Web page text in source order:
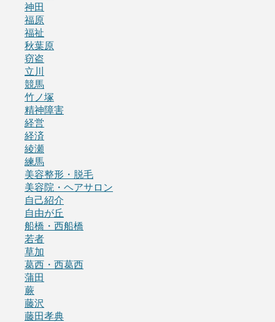
神田
福原
福祉
秋葉原
窃盗
立川
競馬
竹ノ塚
精神障害
経営
経済
綾瀬
練馬
美容整形・脱毛
美容院・ヘアサロン
自己紹介
自由が丘
船橋・西船橋
若者
草加
葛西・西葛西
蒲田
蕨
藤沢
藤田孝典